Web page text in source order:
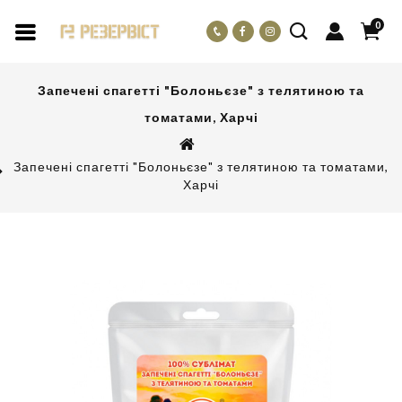
0
Запечені спагетті "Болоньєзе" з телятиною та
томатами, Харчі
Запечені спагетті "Болоньєзе" з телятиною та томатами,
Харчі